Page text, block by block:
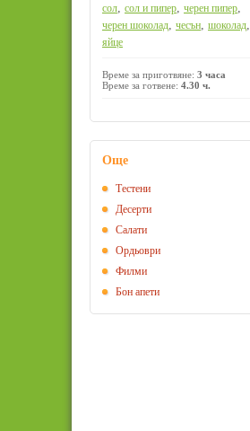
сол, сол и пипер, черен пипер,
черен шоколад, чесън, шоколад,
яйце
Време за приготвяне: 3 часа
Време за готвене: 4.30 ч.
Още
Тестени
Десерти
Салати
Ордьоври
Филми
Бон апети